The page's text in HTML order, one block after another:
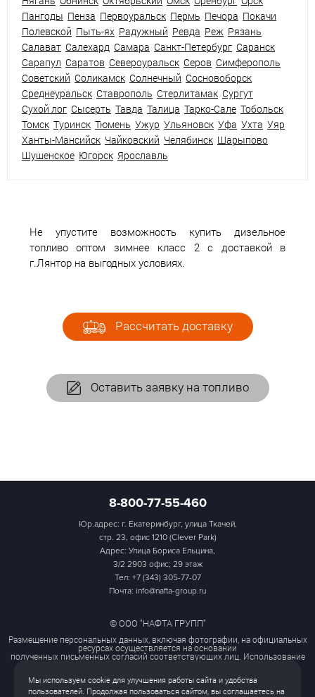
Пангоды Пенза Первоуральск Пермь Печора Покачи
Полевской Пыть-ях Радужный Ревда Реж Рязань
Салават Салехард Самара Санкт-Петербург Саранск
Сарапул Саратов Североуральск Серов Симферополь
Советский Соликамск Солнечный Сосновоборск
Среднеуральск Ставрополь Стерлитамак Сургут
Сухой лог Сысерть Тавда Талица Тарко-Сале Тобольск
Томск Туринск Тюмень Ужур Ульяновск Уфа Ухта Уяр
Ханты-Мансийск Чайковский Челябинск Шарыпово
Шушенское Югорск Ярославль
Не упустите возможность купить дизельное
топливо оптом зимнее класс 2 с доставкой в
г.Лянтор на выгодных условиях.
Рассчитать доставку
Оставить заявку на топливо
8-800-77-55-460
Юр.адрес: г. Екатеринбург, улица Ткачей,
стр. 23, офис 1210 (Clever Park)
Адрес: Улица Бориса Ельцина,
3/2 2903 офис; 29 этаж
Тел: +7 (343) 305-77-07
Почта: info@nafta-group.ru
© ООО "НАФТА ГРУПП"
Размещение персональных данных, включая фотографии, на официальных
ресурсах осуществляется на основании
полученных письменных согласий соответствующих лиц. Использование
Политика обработки персональных данных
Мы используем cookie для улучшения работы сайта и удобства
пользователей. Продолжая пользоваться сайтом, вы соглашаетесь на